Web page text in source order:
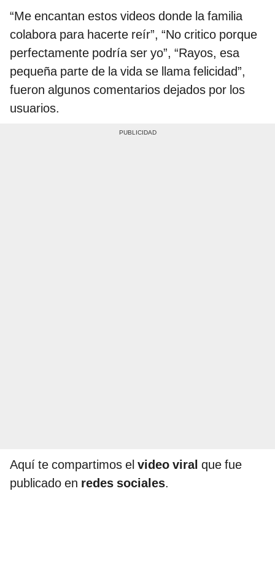
“Me encantan estos videos donde la familia
colabora para hacerte reír”, “No critico porque
perfectamente podría ser yo”, “Rayos, esa
pequeña parte de la vida se llama felicidad”,
fueron algunos comentarios dejados por los
usuarios.
Aquí te compartimos el video viral que fue
publicado en redes sociales.